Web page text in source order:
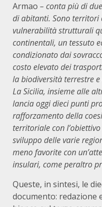
Armao – conta più di
di abitanti. Sono territori
vulnerabilità strutturali
continentali, un tessuto
condizionato dai
costo elevato dei
la biodiversità terrestre
La Sicilia, insieme alle
lancia oggi dieci punti
rafforzamento della
territoriale con
sviluppo delle varie
meno favorite con
insulari, come peraltro
Queste, in sintesi, le
documento: redazione